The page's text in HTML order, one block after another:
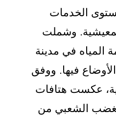
الخدمات
وشملت
المياه في مدينة
فيها. ووفق
عكست هتافات
الشعبي من